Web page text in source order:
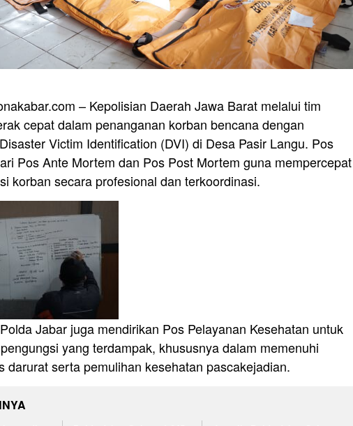
– Kepolisian Daerah Jawa Barat melalui tim
cepat dalam penanganan korban bencana dengan
Victim Identification (DVI) di Desa Pasir Langu. Pos
Pos Ante Mortem dan Pos Post Mortem guna mempercepat
korban secara profesional dan terkoordinasi.
Jabar juga mendirikan Pos Pelayanan Kesehatan untuk
yang terdampak, khususnya dalam memenuhi
darurat serta pemulihan kesehatan pascakejadian.